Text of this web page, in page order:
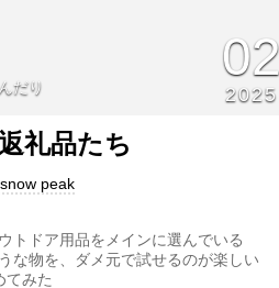
だり 2025
礼品たち
peak
トドア用品をメインに選んでいる
な物を、ダメ元で試せるのが楽しい
てみた